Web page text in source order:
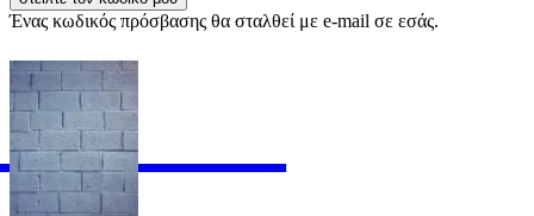
Ένας κωδικός πρόσβασης θα σταλθεί με e-mail σε εσάς.
OFFICIAL